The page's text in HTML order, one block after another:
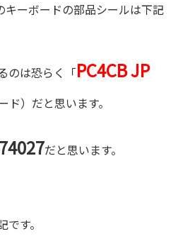
キーボードの部品シールは下記
のは恐らく「PC4CB JP
）だと思います。
だと思います。
す。